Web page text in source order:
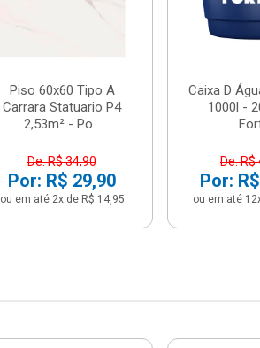
Piso 60x60 Tipo A
Carrara Statuario P4
2,53m² - Po...
De: R$ 34,90
Por: R$ 29,90
ou em até 2x de R$ 14,95
Caixa D
1000l -
De: R$
Por:
ou em até